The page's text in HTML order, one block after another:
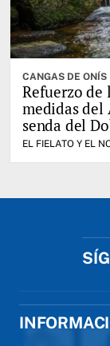
CANGAS DE ONÍS
Refuerzo de
medidas del
senda del
EL FIELATO Y EL